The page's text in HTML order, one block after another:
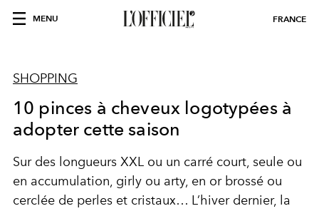
MENU FRANCE
SHOPPING
10 pinces à cheveux logotypées à
adopter cette saison
Sur des longueurs XXL ou un carré court, seule ou
en accumulation, girly ou arty, en or brossé ou
cerclée de perles et cristaux… L’hiver dernier, la